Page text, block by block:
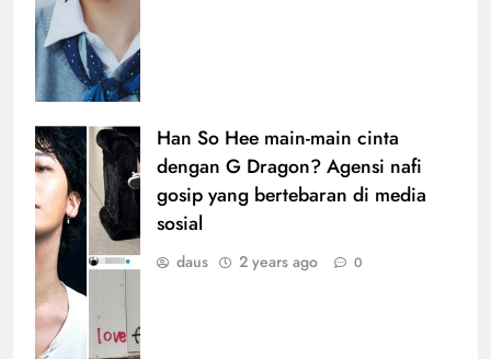
Han So Hee main-main cinta
dengan G Dragon? Agensi nafi
gosip yang bertebaran di media
sosial
daus 2 years ago 0